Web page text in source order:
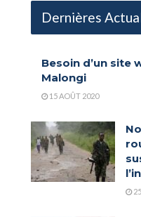
Dernières
Besoin d’un site
Malongi
15 AOÛT 2020